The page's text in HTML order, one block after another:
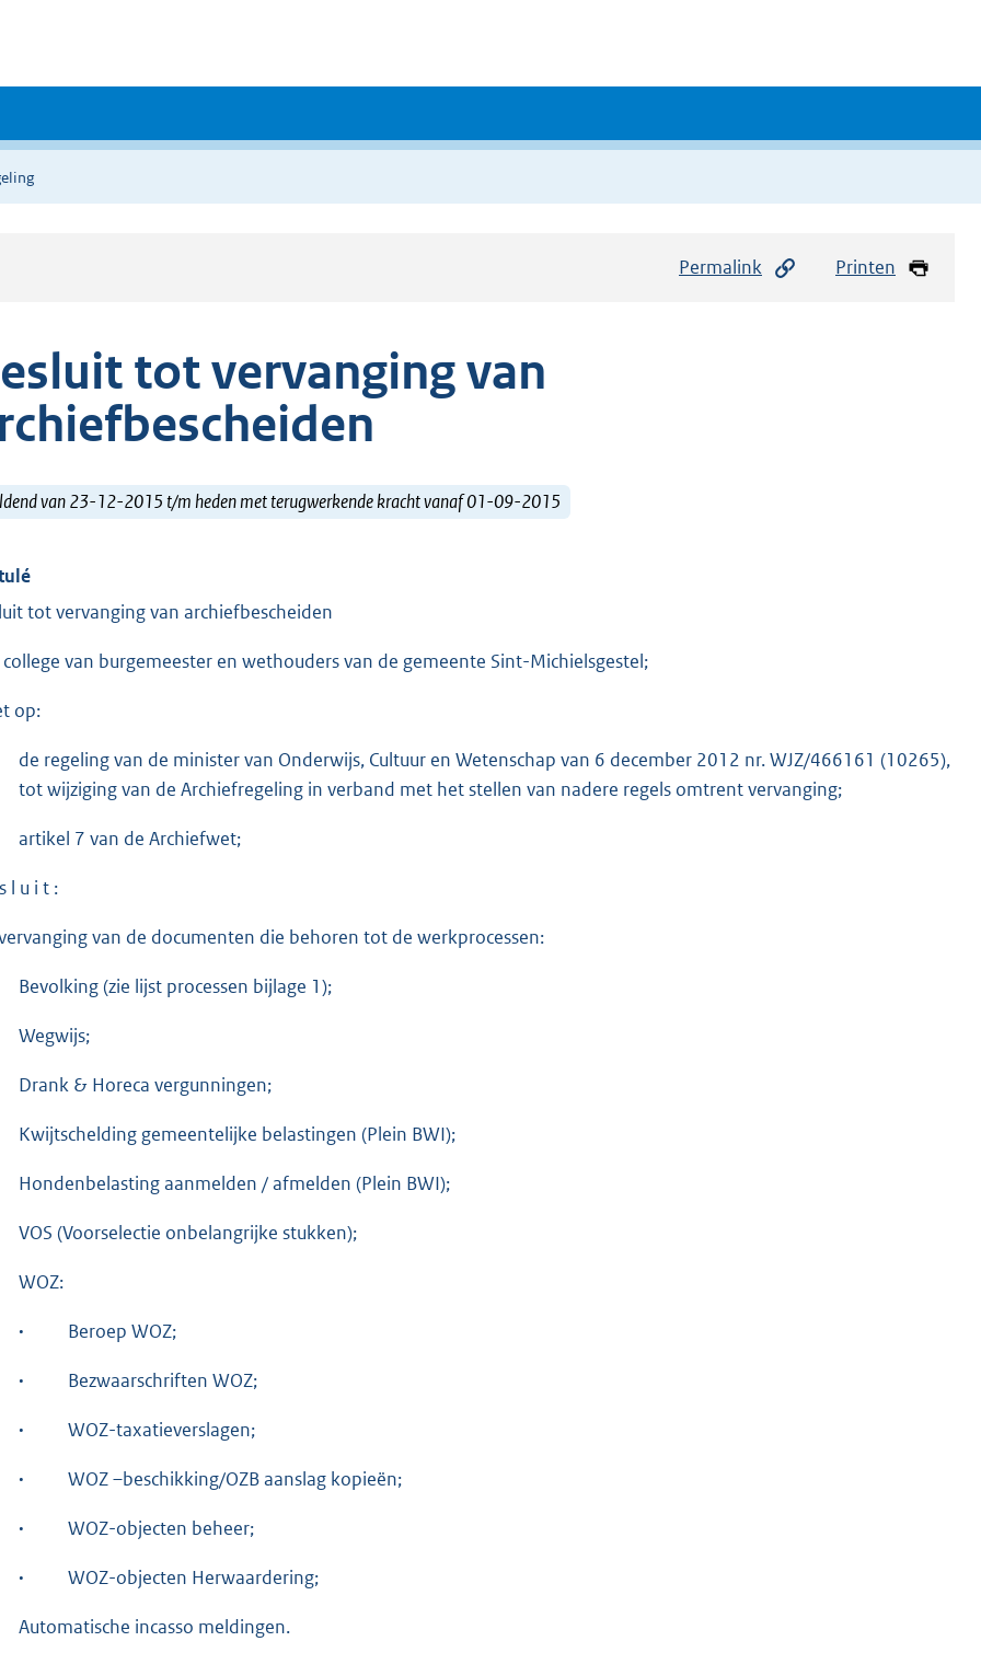
Permalink Printen
tot vervanging van
van 23-12-2015 t/m heden met terugwerkende kracht vanaf 01-09-2015
tot vervanging van archiefbescheiden
van burgemeester en wethouders van de gemeente Sint-Michielsgestel;
op:
de regeling van de minister van Onderwijs, Cultuur en Wetenschap van 6 december 2012 nr. WJZ/466161 (10265),
tot wijziging van de Archiefregeling in verband met het stellen van nadere regels omtrent vervanging;
artikel 7 van de Archiefwet;
l u i t :
van de documenten die behoren tot de werkprocessen:
Bevolking (zie lijst processen bijlage 1);
Wegwijs;
Drank & Horeca vergunningen;
Kwijtschelding gemeentelijke belastingen (Plein BWI);
Hondenbelasting aanmelden / afmelden (Plein BWI);
VOS (Voorselectie onbelangrijke stukken);
WOZ:
· Beroep WOZ;
· Bezwaarschriften WOZ;
· WOZ-taxatieverslagen;
· WOZ –beschikking/OZB aanslag kopieën;
· WOZ-objecten beheer;
· WOZ-objecten Herwaardering;
Automatische incasso meldingen.